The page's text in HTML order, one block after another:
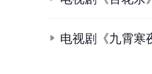
电视剧《九霄寒